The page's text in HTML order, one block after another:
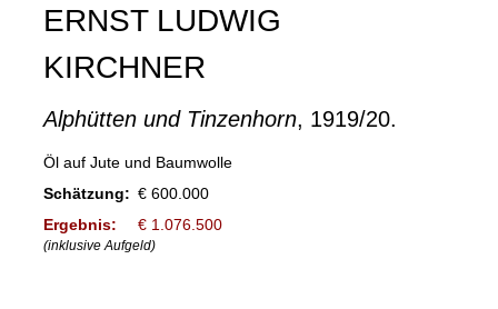
ERNST LUDWIG
KIRCHNER
Alphütten und Tinzenhorn, 1919/20.
Öl auf Jute und Baumwolle
Schätzung: € 600.000
Ergebnis:
€ 1.076.500
(inklusive Aufgeld)